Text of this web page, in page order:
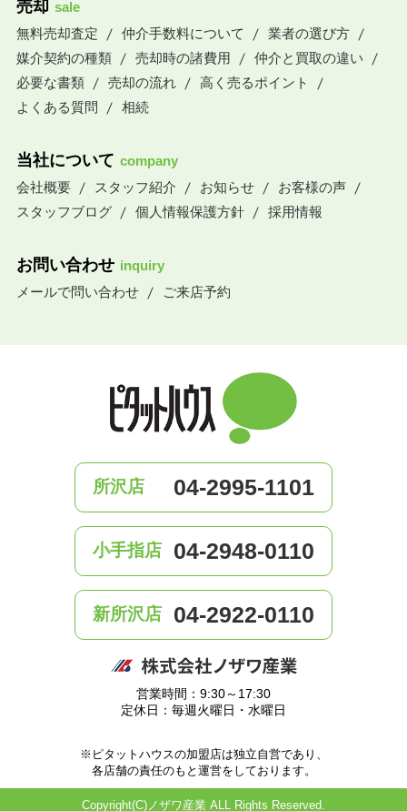
売却 sale
無料売却査定
仲介手数料について
業者の選び方
媒介契約の種類
売却時の諸費用
仲介と買取の違い
必要な書類
売却の流れ
高く売るポイント
よくある質問
相続
当社について company
会社概要
スタッフ紹介 お知らせ
お客様の声
スタッフブログ
個人情報保護方針 採用情報
お問い合わせ inquiry
メールで問い合わせ
ご来店予約
所沢店 04-2995-1101
小手指店 04-2948-0110
新所沢店 04-2922-0110
営業時間：9:30～17:30
定休日：毎週火曜日・水曜日
※ピタットハウスの加盟店は独立自営であり、
各店舗の責任のもと運営をしております。
Copyright(C)ノザワ産業 ALL Rights Reserved.